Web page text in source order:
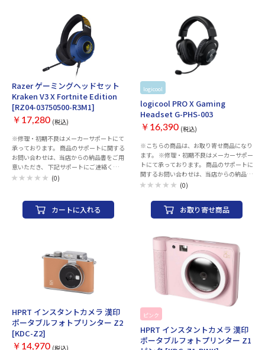
SBC / AAC 対応コンテンツ保護 SCMS-T方
式 電池持続時間※1 イヤホン：最大8時
間、充電ケース：最大16時間（計：最大
24時間） 充電時間※1 イヤホン：約2時
間、充電ケース：約2.5時間 質量 イヤホン
(片耳)：約4.9g、充電ケース：約30g 付属
品 充電ケース、充電用USBケーブル、ロゴ
※1 イヤホン：最大8時間、充電ケース：
最大16時間（計：最大24時間） 充電時間
※1 イヤホン：約2時間、充電ケース：約
2.5時間 質量 イヤホン(片耳)：約4.9g、充
電ケース：約30g 付属品 充電ケース、充電
用USBケーブル、ロゴステッカー
Razer ゲーミングヘッドセット
Kraken V3 X Fortnite Edition
[RZ04-03750500-R3M1]
￥17,280 (税込)
※修理・初期不良はメーカーサポートにて
承っております。 商品のサポートに関する
お問い合わせは、当店からの納品書をご用
意いただき、 下記サポートにご連絡くださ
い。※当店での返品・交換は行っておりま
株式会社 カスタマサポート 【お問い合わ
せ先メールアドレス】 game-
すようお願い申し上げます。 【記載内容】
・製品名 ・症状・トラブル内容・ご質問
等 ・製品のご購入店舗名・ご購入年月日
※メールのご返答にお時間を頂戴する場合
がございます。 ※交換品等の発送は運送の
います。 ヘッドホンタイプ：オーバーヘッ
ド インターフェース：USB(有線) 装着タイ
プ：両耳用 指向性：単一指向性 感度(ヘッ
ドホン部)：103dBSPL/mW、1kHz 感度
(マイク部)：-42±3dB リモコン：○ サラ
(0)
カートに入れる
logicool
logicool PRO X Gaming
Headset G-PHS-003
￥16,390 (税込)
※こちらの商品は、お取り寄せ商品になり
ます。 ※修理・初期不良はメーカーサポー
トにて承っております。 商品のサポートに
関するお問い合わせは、当店からの納品書
をご用意いただき、 下記サポートにご連絡
ておりません。 ロジクール カスタマーリ
レーションセンター TEL: 050-3196-5644
営業時間： 月曜日～金曜日（祝日を除
さ：138mmx幅：94mmx高さ：195mm
本体重量320g（ケーブル除く）ケーブル
長ケーブル長：2mモバイル ケーブル長：
1.5mパソコンスプリッタ：120mmプラグ
形状USB付属品［梱包内容］PRO Xゲーミ
ング ヘッドセット、低反発合成皮革イヤ
ーパッド、低反発クロス イヤーパッド、
USB外付けサウンドカード、着脱式マイ
ク、2mケーブル（インライン音量とミュ
ート コントロール付き）、ボタン付きモ
バイルケーブル、マイク ポートとヘッド
フォン ポートに接続するためのYスプリッ
(0)
お取り寄せ商品
HPRT インスタントカメラ 漢印
ポータブルフォトプリンター Z2
[KDC-Z2]
￥14,970 (税込)
ピンク
HPRT インスタントカメラ 漢印
ポータブルフォトプリンター Z1